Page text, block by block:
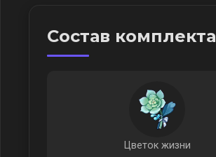
Состав комплекта
Цветок жизни